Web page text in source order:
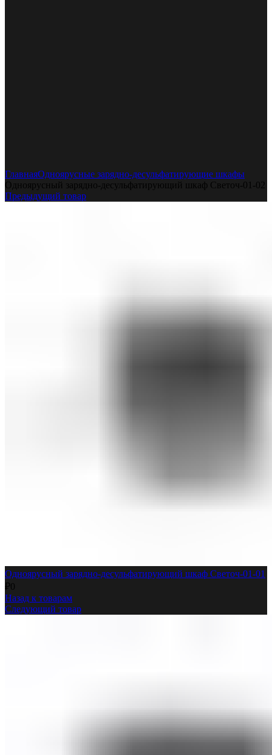
ГлавнаяОдноярусные зарядно-десульфатирующие шкафы
Одноярусный зарядно-десульфатирующий шкаф Светоч-01-02
Предыдущий товар
Одноярусный зарядно-десульфатирующий шкаф Светоч-01-01
₽0
Назад к товарам
Следующий товар